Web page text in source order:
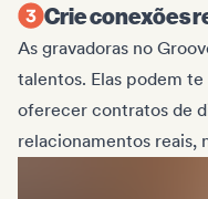
Crie conexões
As gravadoras no
talentos. Elas podem te
oferecer contratos de
relacionamentos reais,